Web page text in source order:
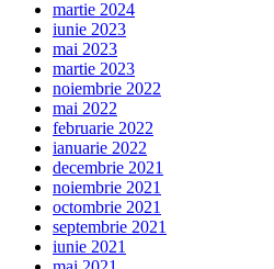
martie 2024
iunie 2023
mai 2023
martie 2023
noiembrie 2022
mai 2022
februarie 2022
ianuarie 2022
decembrie 2021
noiembrie 2021
octombrie 2021
septembrie 2021
iunie 2021